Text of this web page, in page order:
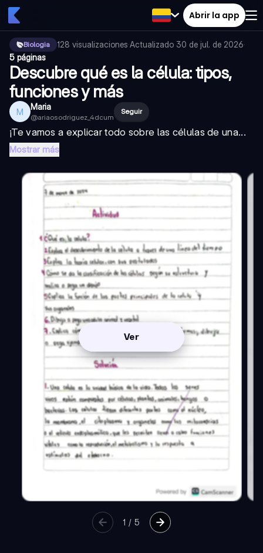
Abrir la app
Biologia 128 visualizaciones·Actualizado 30 de jul. de 2026·
5 páginas
Descubre qué es la célula: tipos,
funciones y más
M Maria
@ariaosodriguez_4dcum
Seguir
¡Te vamos a explicar todo sobre las células de una...
Mostrar más
Ver
1 /5